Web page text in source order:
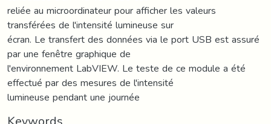
reliée au microordinateur pour afficher les valeurs
transférées de l'intensité lumineuse sur
écran. Le transfert des données via le port USB est assuré
par une fenêtre graphique de
l'environnement LabVIEW. Le teste de ce module a été
effectué par des mesures de l'intensité
lumineuse pendant une journée